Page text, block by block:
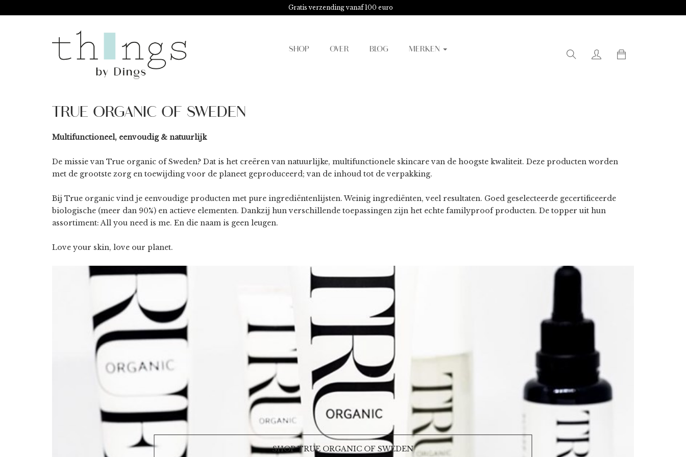
Gratis verzending vanaf 100 euro
SHOP OVER BLOG MERKEN
TRUE ORGANIC OF SWEDEN
Multifunctioneel, eenvoudig & natuurlijk
De missie van True organic of Sweden? Dat is het creëren van natuurlijke, multifunctionele skincare van de hoogste kwaliteit. Deze producten worden
met de grootste zorg en toewijding voor de planeet geproduceerd; van de inhoud tot de verpakking.
Bij True organic vind je eenvoudige producten met pure ingrediëntenlijsten. Weinig ingrediënten, veel resultaten. Goed geselecteerde gecertificeerde
biologische (meer dan 90%) en actieve elementen. Dankzij hun verschillende toepassingen zijn het echte familyproof producten. De topper uit hun
assortiment: All you need is me. En die naam is geen leugen.
Love your skin, love our planet.
SHOP TRUE ORGANIC OF SWEDEN